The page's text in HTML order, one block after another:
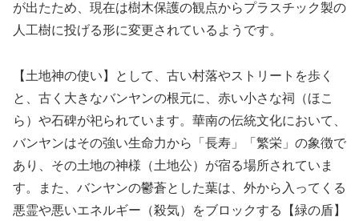
が出たため、現在は樹木保護の観点からプラスチック製の
人工樹に投げる形に変更されているようです。
【土地神の使い】として、古い村落やストリートを歩く
と、古く大きなバンヤンの根元に、赤い小さな祠（ほこ
ら）や石碑が祀られています。華南の伝統文化において、
バンヤンはその強い生命力から「長寿」「繁栄」の象徴で
あり、その土地の神様（土地公）が宿る場所されていま
す。また、バンヤンの鬱蒼とした葉は、外から入ってくる
悪霊や悪いエネルギー（殺気）をブロックする【緑の盾】